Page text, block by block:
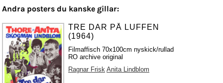
Andra posters du kanske gillar:
TRE DAR PÅ LUFFEN
(1964)
Filmaffisch 70x100cm nyskick/rullad
RO archive original
Ragnar Frisk Anita Lindblom